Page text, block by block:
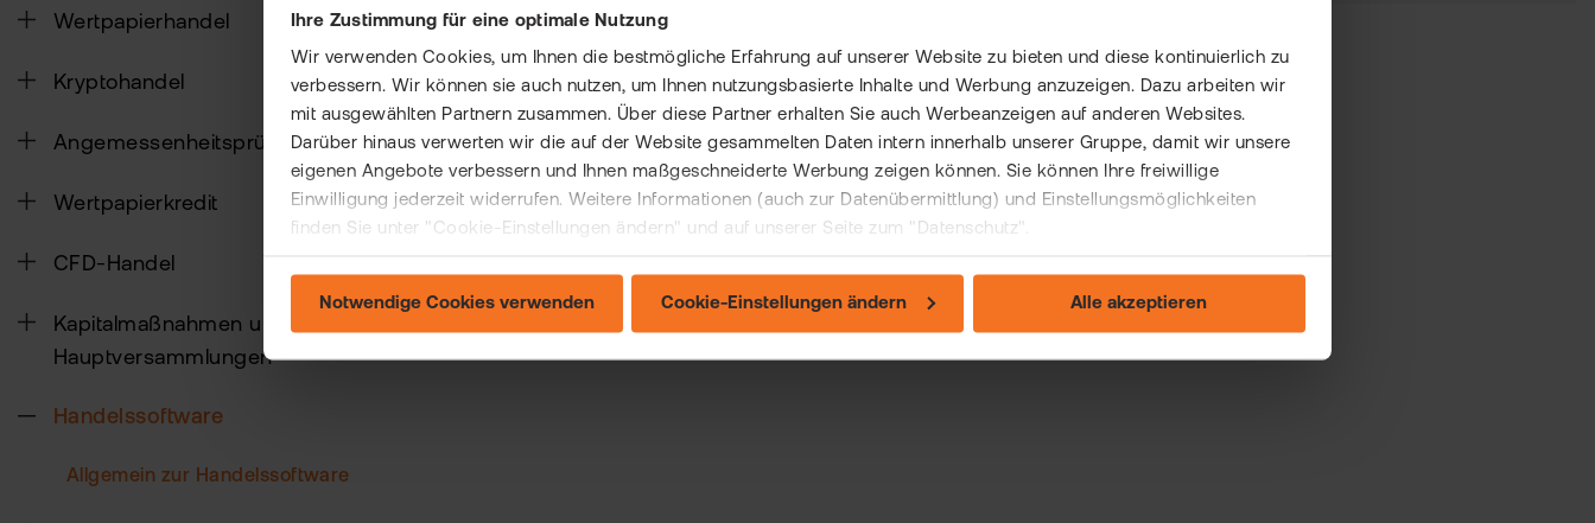
Ihre Zustimmung für eine optimale Nutzung
Wir verwenden Cookies, um Ihnen die bestmögliche Erfahrung auf unserer Website zu bieten und diese kontinuierlich zu
verbessern. Wir können sie auch nutzen, um Ihnen nutzungsbasierte Inhalte und Werbung anzuzeigen. Dazu arbeiten wir
mit ausgewählten Partnern zusammen. Über diese Partner erhalten Sie auch Werbeanzeigen auf anderen Websites.
Darüber hinaus verwerten wir die auf der Website gesammelten Daten intern innerhalb unserer Gruppe, damit wir unsere
eigenen Angebote verbessern und Ihnen maßgeschneiderte Werbung zeigen können. Sie können Ihre freiwillige
Einwilligung jederzeit widerrufen. Weitere Informationen (auch zur Datenübermittlung) und Einstellungsmöglichkeiten
finden Sie unter "Cookie-Einstellungen ändern" und auf unserer Seite zum "Datenschutz".
Notwendige Cookies verwenden Cookie-Einstellungen ändern Alle akzeptieren
Wertpapierhandel
Kryptohandel
Angemessenheitsprüfung
Wertpapierkredit
CFD-Handel
Kapitalmaßnahmen und
Hauptversammlungen
Handelssoftware
Allgemein zur Handelssoftware